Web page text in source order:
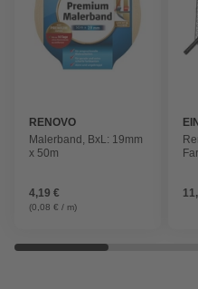
RENOVO
Malerband, BxL: 19mm
x 50m
4,19 €
(0,08 € / m)